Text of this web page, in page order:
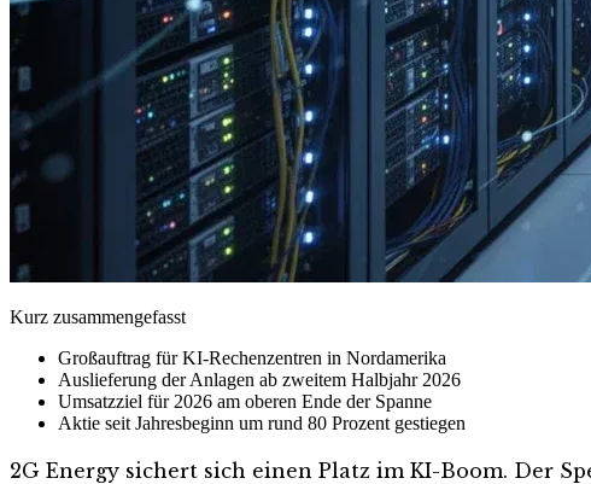
Kurz zusammengefasst
Großauftrag für KI-Rechenzentren in Nordamerika
Auslieferung der Anlagen ab zweitem Halbjahr 2026
Umsatzziel für 2026 am oberen Ende der Spanne
Aktie seit Jahresbeginn um rund 80 Prozent gestiegen
2G Energy sichert sich einen Platz im KI-Boom. Der